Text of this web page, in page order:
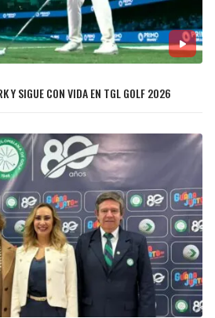
Y SIGUE CON VIDA EN TGL GOLF 2026